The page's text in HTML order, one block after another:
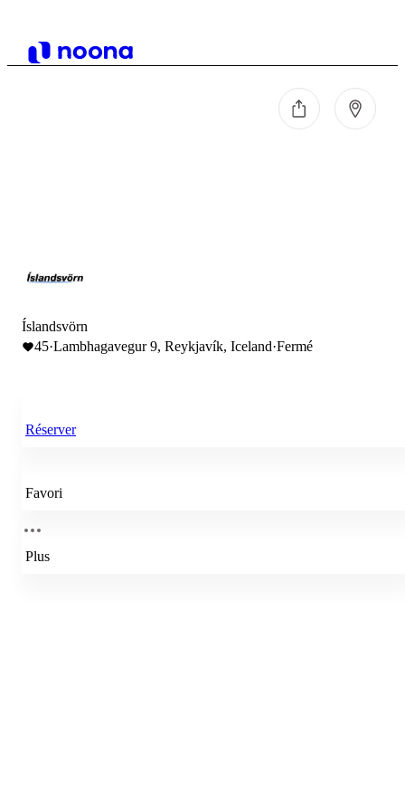
Íslandsvörn
45·Lambhagavegur 9, Reykjavík, Iceland·Fermé
Réserver
Favori
Plus